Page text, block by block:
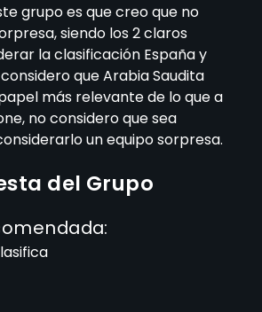
grupo es que creo que no
siendo los 2 claros
la clasificación España y
considero que Arabia Saudita
más relevante de lo que a
no considero que sea
un equipo sorpresa.
del Grupo